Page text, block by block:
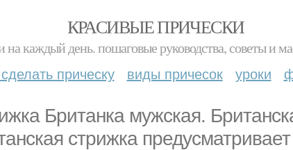
КРАСИВЫЕ ПРИЧЕСКИ
на каждый день. пошаговые руководства, советы и
прическу виды причесок уроки
Британка мужская.
стрижка